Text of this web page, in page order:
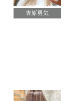
吉原勇気